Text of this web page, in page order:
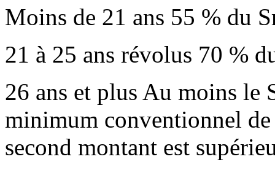
Moins de 21 ans 55 % du
21 à 25 ans révolus 70 %
26 ans et plus Au moins le
minimum conventionnel
second montant est